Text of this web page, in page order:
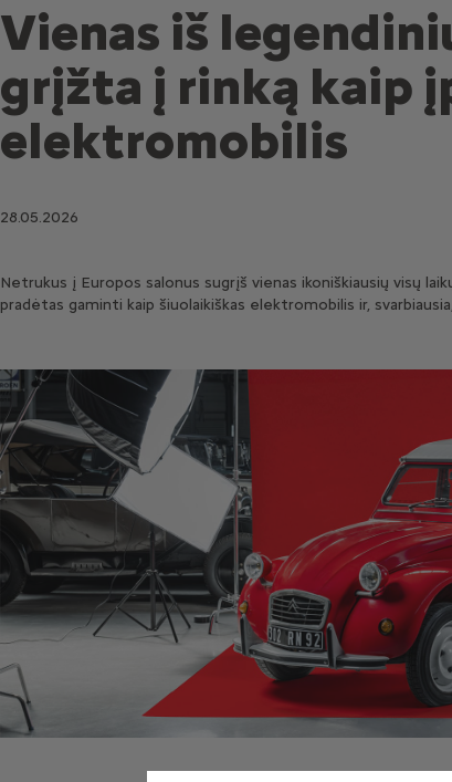
Vienas iš
grįžta į rinką kaip
elektromobilis
28.05.2026
Netrukus į Europos salonus sugrįš vienas ikoniškiausių visų
pradėtas gaminti kaip šiuolaikiškas elektromobilis ir,